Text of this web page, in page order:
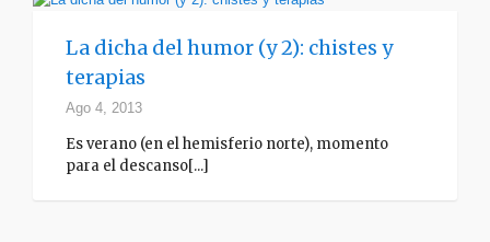
La dicha del humor (y 2): chistes y
terapias
Ago 4, 2013
Es verano (en el hemisferio norte), momento
para el descanso[...]